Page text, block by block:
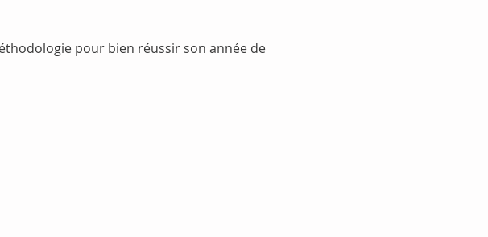
pour bien réussir son année de